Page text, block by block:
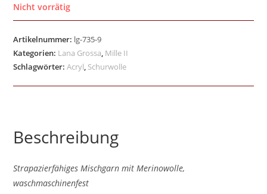
Nicht vorrätig
Artikelnummer: lg-735-9
Kategorien: Lana Grossa, Mille II
Schlagwörter:Acryl, Schurwolle
Beschreibung
Strapazierfähiges Mischgarn mit Merinowolle,
waschmaschinenfest